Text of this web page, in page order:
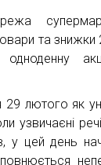
та
одноденну
29 лютого як
узвичаєні
у цей день